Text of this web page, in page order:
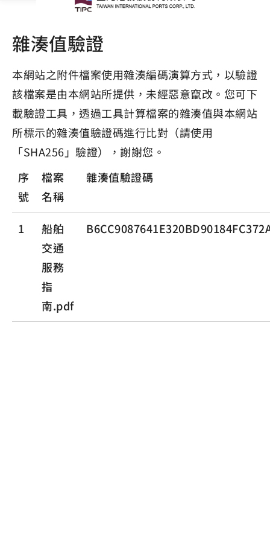
雜湊值驗證
本網站之附件檔案使用雜湊編碼演算方式，以驗證
該檔案是由本網站所提供，未經惡意竄改。您可下
載驗證工具，透過工具計算檔案的雜湊值與本網站
所標示的雜湊值驗證碼進行比對（請使用
「SHA256」驗證），謝謝您。
序
號
檔案
名稱
雜湊值驗證碼
1
船舶
交通
服務
指
南.pdf